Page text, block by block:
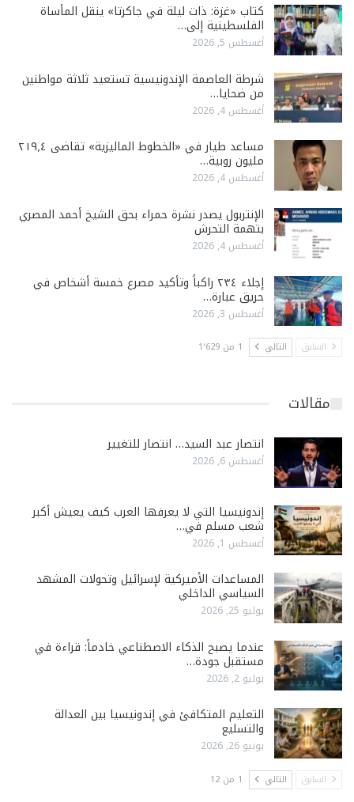
كتاب «غزة: ذات ليلة في جاكرتا» ينقل المأساة
الفلسطينية إلى…
أغسطس 5, 2026
شرطة العاصمة الإندونيسية تستعيد ثلاثة مواطنين
من ضحايا…
أغسطس 4, 2026
مساعد طيار في «الخطوط الماليزية» تقاضى ٢١٩٫٤
مليون روبية…
أغسطس 4, 2026
الإنتربول يصدر نشرة حمراء بحق الشيخ أحمد المصري
بتهمة التحرش
أغسطس 4, 2026
إجلاء ٢٣٤ راكباً وتأكيد مصرع خمسة أشخاص في
حريق عبارة…
أغسطس 3, 2026
السابق التالي 1 من 1٬629
مقالات
انتصار عبد السيد… انتصار للتغيير
أغسطس 6, 2026
إندونيسيا التي لا يعرفها العرب كيف يعيش أكبر
شعب مسلم في…
أغسطس 1, 2026
المساعدات الأميركية لإسرائيل وتحولات المشهد
السياسي الداخلي
يوليو 25, 2026
عندما يصبح الذكاء الاصطناعي خادماً: قراءة في
مستقبل جودة…
يوليو 2, 2026
التعليم المتكافئ في إندونيسيا بين العدالة
والتسليع
يونيو 26, 2026
السابق التالي 1 من 12